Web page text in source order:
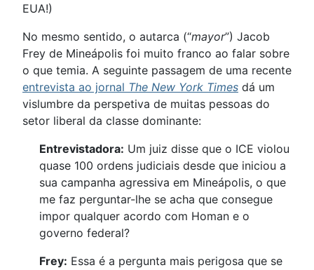
EUA!)
No mesmo sentido, o autarca (“mayor”) Jacob
Frey de Mineápolis foi muito franco ao falar sobre
o que temia. A seguinte passagem de uma recente
entrevista ao jornal The New York Times dá um
vislumbre da perspetiva de muitas pessoas do
setor liberal da classe dominante:
Entrevistadora: Um juiz disse que o ICE violou
quase 100 ordens judiciais desde que iniciou a
sua campanha agressiva em Mineápolis, o que
me faz perguntar-lhe se acha que consegue
impor qualquer acordo com Homan e o
governo federal?
Frey: Essa é a pergunta mais perigosa que se